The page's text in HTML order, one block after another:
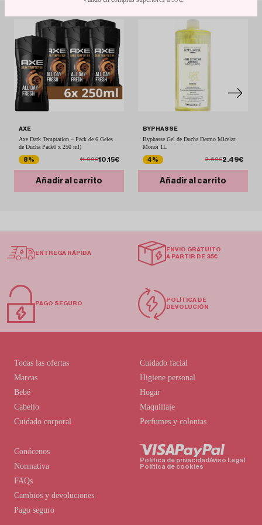
AXE
Axe Dark Temptation – Pack de 6 Geles
de Ducha Pack6 x 250 ml)
8%
11.00€10.15€
Añadir al carrito
BYPHASSE
Byphasse Gel de Ducha Dermo Micelar
Monoï 1L
4%
2.60€2.49€
Añadir al carrito
ENTREGA RÁPIDA
ENVÍO GRATUITO
A PARTIR DE 35€
PAGO SEGURO
POLÍTICA DE
DEVOLUCIÓN
Conócenos
Normativa
FAQs
Cambios y devoluciones
Pago seguro
Todas las ofertas
Marcas
Bebé
Cabello
Cuidado corporal
Cuidado facial
Higiene personal
Hogar
Maquillaje
Perfumes y colonias
Política de privacidadAviso Legal
Política de cookies